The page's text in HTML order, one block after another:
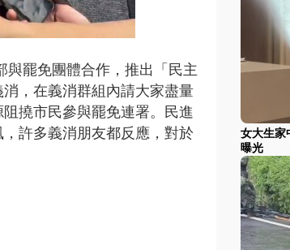
與罷免團體合作，推出「民主
， 在義消群組內請大家盡量
撓市民參與罷免連署。民進
許多義消朋友都反應，對於
女大生
曝光